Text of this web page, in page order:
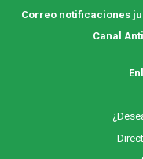
Correo notificaciones
Canal